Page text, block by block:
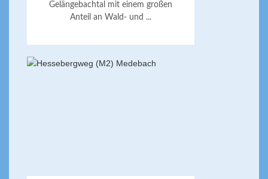
Gelängebachtal mit einem großen
Anteil an Wald- und ...